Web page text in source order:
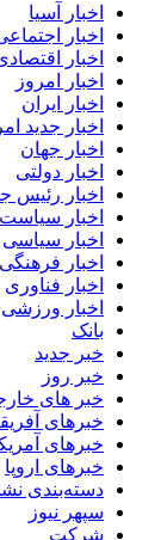
اخبار آسیا
اخبار
اخبار
اخبار امروز
اخبار ایران
اخبار جدید
اخبار جهان
اخبار دولتی
اخبار رئیس
اخبار سیاست
اخبار سیاسی
اخبار فرهنگی
اخبار فناوری
اخبار ورزشی
بانک
خبر جدید
خبر روز
خبر های
خبرهای
خبرهای
خبرهای اروپا
دسته‌بندی
سپهر نیوز
شرکت